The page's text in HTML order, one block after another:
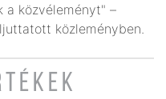
a közvéleményt" –
közleményben.